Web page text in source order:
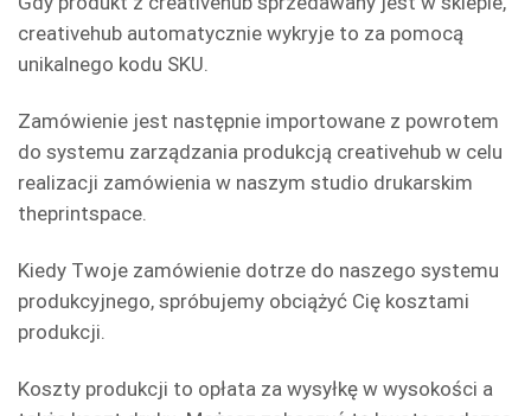
creativehub automatycznie wykryje to za pomocą
unikalnego kodu SKU.
Zamówienie jest następnie importowane z powrotem
do systemu zarządzania produkcją creativehub w celu
realizacji zamówienia w naszym studio drukarskim
theprintspace.
Kiedy Twoje zamówienie dotrze do naszego systemu
produkcyjnego, spróbujemy obciążyć Cię kosztami
produkcji.
Koszty produkcji to opłata za wysyłkę w wysokości a